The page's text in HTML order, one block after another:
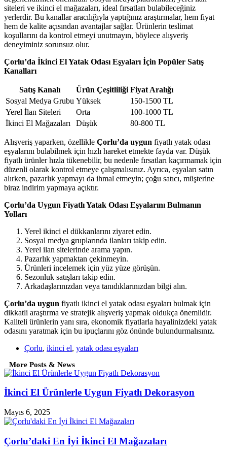
siteleri ve ikinci el mağazaları, ideal fırsatları bulabileceğiniz
yerlerdir. Bu kanallar aracılığıyla yaptığınız araştırmalar, hem fiyat
hem de kalite açısından avantajlar sağlar. Ürünlerin teslimat
koşullarını da kontrol etmeyi unutmayın, böylece alışveriş
deneyiminiz sorunsuz olur.
Çorlu’da İkinci El Yatak Odası Eşyaları İçin Popüler Satış
Kanalları
Satış Kanalı Ürün Çeşitliliği Fiyat Aralığı
Sosyal Medya Grubu Yüksek
150-1500 TL
Yerel İlan Siteleri
Orta
100-1000 TL
İkinci El Mağazaları
Düşük 80-800 TL
Alışveriş yaparken, özellikle Çorlu’da uygun fiyatlı yatak odası
eşyalarını bulabilmek için hızlı hareket etmekte fayda var. Düşük
fiyatlı ürünler hızla tükenebilir, bu nedenle fırsatları kaçırmamak için
düzenli olarak kontrol etmeye çalışmalısınız. Ayrıca, eşyaları satın
alırken, pazarlık yapmayı da ihmal etmeyin; çoğu satıcı, müşterine
biraz indirim yapmaya açıktır.
Çorlu’da Uygun Fiyatlı Yatak Odası Eşyalarını Bulmanın
Yolları
Yerel ikinci el dükkanlarını ziyaret edin.
Sosyal medya gruplarında ilanları takip edin.
Yerel ilan sitelerinde arama yapın.
Pazarlık yapmaktan çekinmeyin.
Ürünleri incelemek için yüz yüze görüşün.
Sezonluk satışları takip edin.
Arkadaşlarınızdan veya tanıdıklarınızdan bilgi alın.
Çorlu’da uygun fiyatlı ikinci el yatak odası eşyaları bulmak için
dikkatli araştırma ve stratejik alışveriş yapmak oldukça önemlidir.
Kaliteli ürünlerin yanı sıra, ekonomik fiyatlarla hayalinizdeki yatak
odasını yaratmak için bu ipuçlarını göz önünde bulundurmalısınız.
Çorlu, ikinci el, yatak odası eşyaları
More Posts & News
İkinci El Ürünlerle Uygun Fiyatlı Dekorasyon
Mayıs 6, 2025
Çorlu’daki En İyi İkinci El Mağazaları